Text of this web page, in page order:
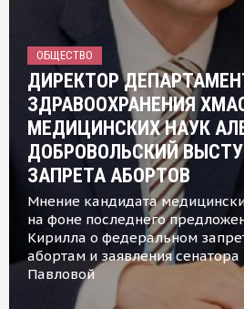
ОБЩЕСТВО
ДИРЕКТОР
ЗДРАВООХРАНЕНИЯ
МЕДИЦИНСКИХ НАУК
ДОБРОВОЛЬСКИЙ
ЗАПРЕТА АБОРТОВ
Мнение кандидата
на фоне последнего
Кирилла о федеральном
абортам и заявления
Павловой